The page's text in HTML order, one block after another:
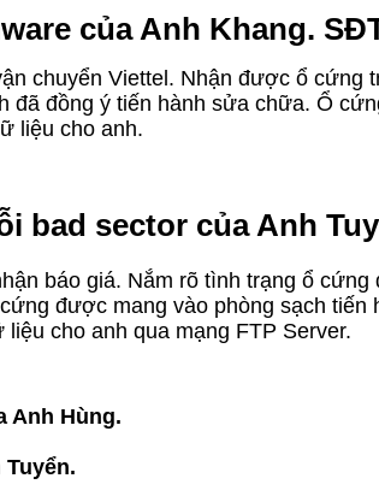
của Anh Khang.
chuyển Viettel. Nhận được ổ cứng
đã đồng ý tiến hành sửa chữa. Ổ
liệu cho anh.
sector của Anh
báo giá. Nắm rõ tình trạng ổ cứng
được mang vào phòng sạch tiến
cho anh qua mạng FTP Server.
Anh Hùng.